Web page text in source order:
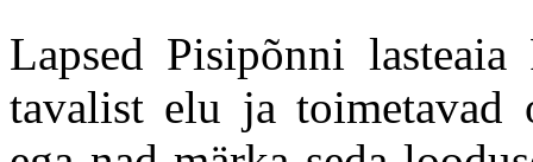
Lapsed Pisipõnni
tavalist elu ja toimetavad